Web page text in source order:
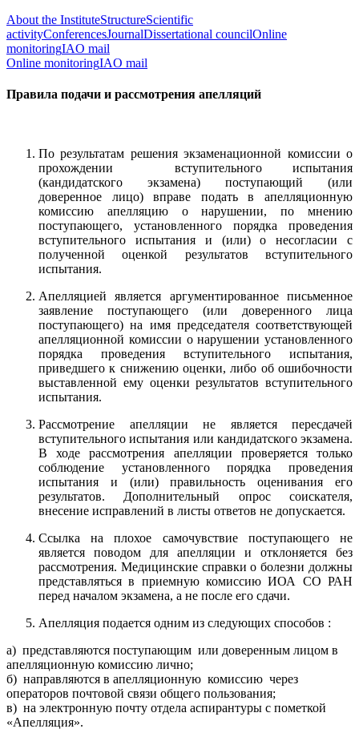
About the InstituteStructureScientific
activityConferencesJournalDissertational councilOnline
monitoringIAO mail
Online monitoringIAO mail
Правила подачи и рассмотрения апелляций
По результатам решения экзаменационной комиссии о
прохождении вступительного испытания
(кандидатского экзамена) поступающий (или
доверенное лицо) вправе подать в апелляционную
комиссию апелляцию о нарушении, по мнению
поступающего, установленного порядка проведения
вступительного испытания и (или) о несогласии с
полученной оценкой результатов вступительного
испытания.
Апелляцией является аргументированное письменное
заявление поступающего (или доверенного лица
поступающего) на имя председателя соответствующей
апелляционной комиссии о нарушении установленного
порядка проведения вступительного испытания,
приведшего к снижению оценки, либо об ошибочности
выставленной ему оценки результатов вступительного
испытания.
Рассмотрение апелляции не является пересдачей
вступительного испытания или кандидатского экзамена.
В ходе рассмотрения апелляции проверяется только
соблюдение установленного порядка проведения
испытания и (или) правильность оценивания его
результатов. Дополнительный опрос соискателя,
внесение исправлений в листы ответов не допускается.
Ссылка на плохое самочувствие поступающего не
является поводом для апелляции и отклоняется без
рассмотрения. Медицинские справки о болезни должны
представляться в приемную комиссию ИОА СО РАН
перед началом экзамена, а не после его сдачи.
Апелляция подается одним из следующих способов :
а) представляются поступающим или доверенным лицом в
апелляционную комиссию лично;
б) направляются в апелляционную комиссию через
операторов почтовой связи общего пользования;
в) на электронную почту отдела аспирантуры с пометкой
«Апелляция».